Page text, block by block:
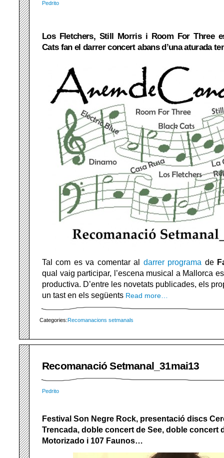
Pedrito
Los Fletchers, Still Morris i Room For Three
Cats fan el darrer concert abans d’una aturada
Tal com es va comentar al darrer programa de
qual vaig participar, l’escena musical a Mallorca
productiva. D’entre les novetats publicades, els
un tast en els següents Read more…
Categories:Recomanacions setmanals
Recomanació Setmanal_31mai13
Pedrito
Festival Son Negre Rock, presentació discs
Trencada, doble concert de See, doble concert
Motorizado i 107 Faunos…